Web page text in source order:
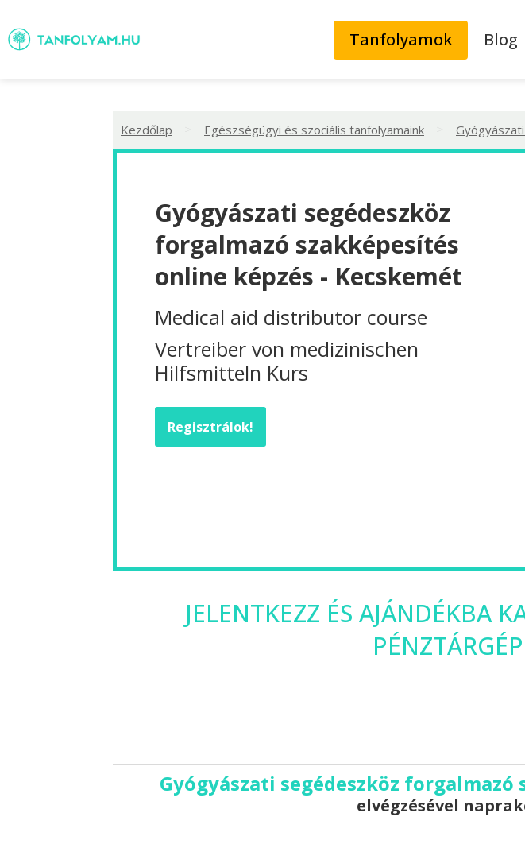
Tanfolyamok Blog
Kezdőlap Egészségügyi és szociális tanfolyamaink
Gyógyászati segédeszköz
forgalmazó szakképesítés
online képzés - Kecskemét
Medical aid distributor course
Vertreiber von medizinischen
Hilfsmitteln Kurs
Regisztrálok!
JELENTKEZZ ÉS AJÁNDÉKBA
Gyógyászati segédeszköz
elvégzésével